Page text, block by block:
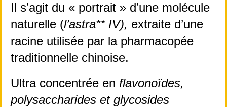
Il s’agit du « portrait » d’une molécule
naturelle (l’astra** IV), extraite d’une
racine utilisée par la pharmacopée
traditionnelle chinoise.
Ultra concentrée en flavonoïdes,
polysaccharides et glycosides